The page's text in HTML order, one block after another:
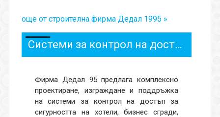
още от строителна фирма Дедал 1995 »
Системи за контрол на достъпа
Фирма Дедал 95 предлага комплексно
проектиране, изграждане и поддръжка
на системи за контрол на достъп за
сигурността на хотели, бизнес сгради,